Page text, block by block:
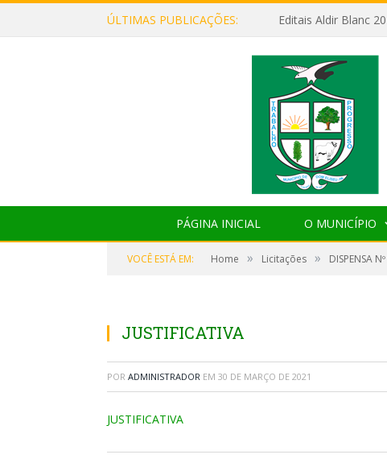
ÚLTIMAS PUBLICAÇÕES: Editais Aldir Blanc
PÁGINA INICIAL O MUNICÍPIO
VOCÊ ESTÁ EM: Home » Licitações » DISPENSA
JUSTIFICATIVA
POR ADMINISTRADOR EM 30 DE MARÇO DE 2021
JUSTIFICATIVA